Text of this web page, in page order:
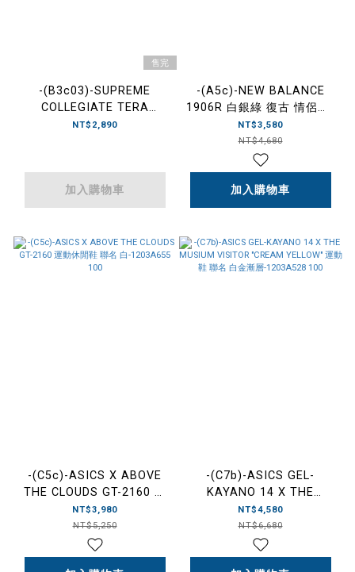
售完
-(B3c03)-SUPREME
COLLEGIATE TERA
PATRICK TEE 24FW 黑色/
NT$2,890
加入購物車
-(A5c)-NEW BALANCE
1906R 白銀綠 復古 情侶款-
M1906REU
NT$3,580
NT$4,680
加入購物車
-(C5c)-ASICS X ABOVE
THE CLOUDS GT-2160 運
動休閒鞋 聯名
白-1203A655 100
NT$3,980
NT$5,250
-(C7b)-ASICS GEL-
KAYANO 14 X THE
MUSIUM VISITOR
"CREAM YELLOW" 運動鞋
聯名 白金漸層-1203A528
100
NT$4,580
NT$6,680